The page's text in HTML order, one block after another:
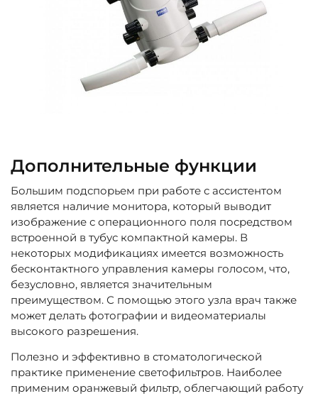
Дополнительные функции
Большим подспорьем при работе с ассистентом
является наличие монитора, который выводит
изображение с операционного поля посредством
встроенной в тубус компактной камеры. В
некоторых модификациях имеется возможность
бесконтактного управления камеры голосом, что,
безусловно, является значительным
преимуществом. С помощью этого узла врач также
может делать фотографии и видеоматериалы
высокого разрешения.
Полезно и эффективно в стоматологической
практике применение светофильтров. Наиболее
применим оранжевый фильтр, облегчающий работу